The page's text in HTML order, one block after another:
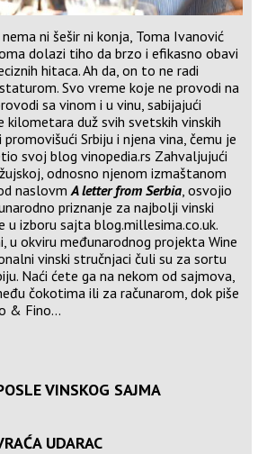
ni šešir ni konja, Toma Ivanović
dolazi tiho da brzo i efikasno obavi
hitaca. Ah da, on to ne radi
Svo vreme koje ne provodi na
sa vinom i u vinu, sabijajući
kilometara duž svih svetskih vinskih
promovišući Srbiju i njena vina, čemu je
svoj blogvinopedia.rs Zahvaljujući
odnosno njenom izmaštanom
naslovmA letter from Serbia , osvojio
priznanje za najbolji vinski
u izboru sajtablog.millesima.co.uk.
u okviru međunarodnog projekta Wine
vinski stručnjaci čuli su za sortu
Naći ćete ga na nekom od sajmova,
čokotima ili za računarom, dok piše
& Fino...
VINSKOG SAJMA
UDARAC